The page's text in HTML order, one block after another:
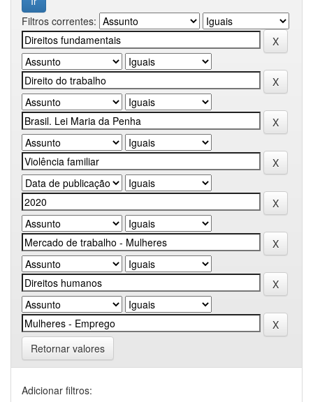
Filtros correntes:
Retornar valores
Adicionar filtros: